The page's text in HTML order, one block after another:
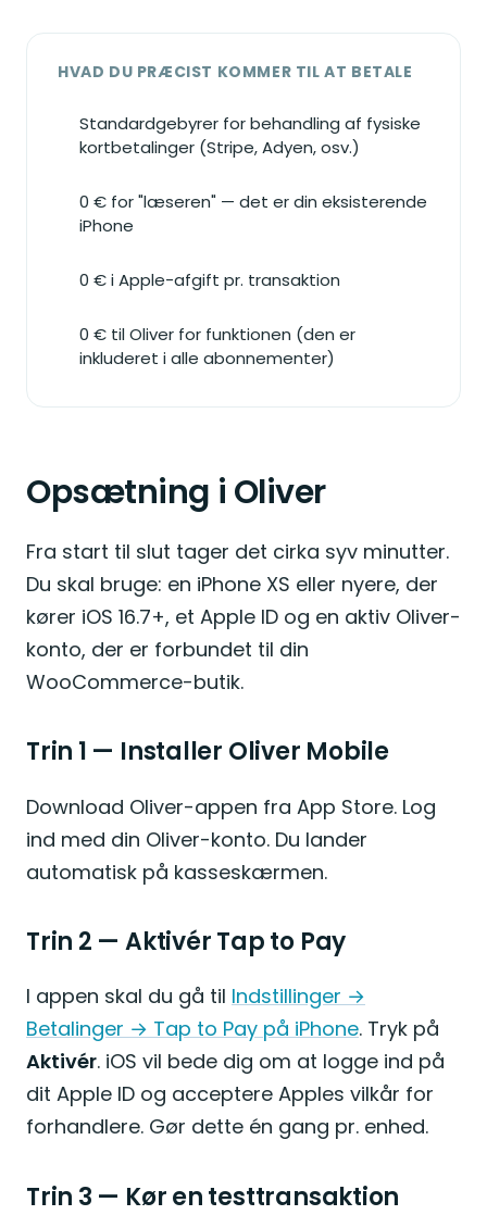
HVAD DU PRÆCIST KOMMER TIL AT BETALE
Standardgebyrer for behandling af fysiske
kortbetalinger (Stripe, Adyen, osv.)
0 € for "læseren" — det er din eksisterende
iPhone
0 € i Apple-afgift pr. transaktion
0 € til Oliver for funktionen (den er
inkluderet i alle abonnementer)
Opsætning i Oliver
Fra start til slut tager det cirka syv minutter.
Du skal bruge: en iPhone XS eller nyere, der
kører iOS 16.7+, et Apple ID og en aktiv Oliver-
konto, der er forbundet til din
WooCommerce-butik.
Trin 1 — Installer Oliver Mobile
Download Oliver-appen fra App Store. Log
ind med din Oliver-konto. Du lander
automatisk på kasseskærmen.
Trin 2 — Aktivér Tap to Pay
I appen skal du gå til Indstillinger →
Betalinger → Tap to Pay på iPhone. Tryk på
Aktivér. iOS vil bede dig om at logge ind på
dit Apple ID og acceptere Apples vilkår for
forhandlere. Gør dette én gang pr. enhed.
Trin 3 — Kør en testtransaktion